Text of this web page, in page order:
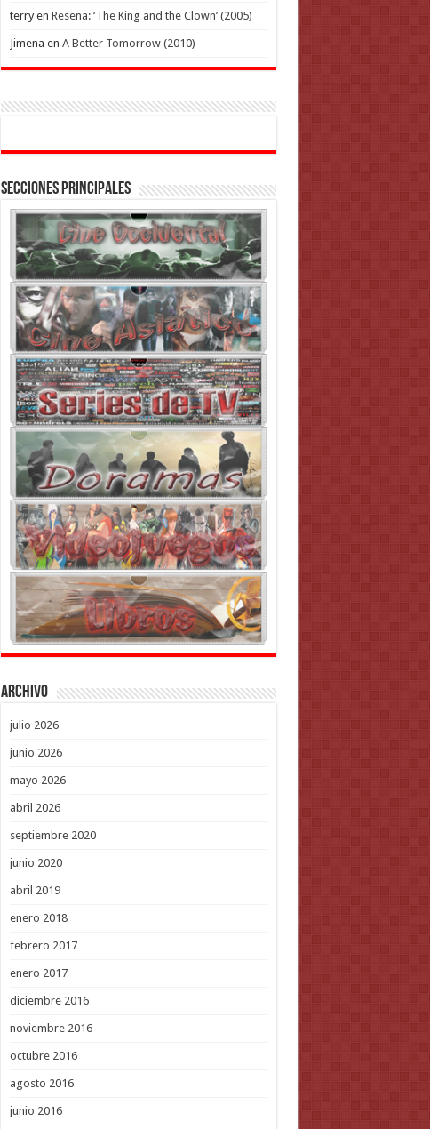
terryen Reseña: ‘The King and the Clown’ (2005)
Jimena en A Better Tomorrow (2010)
Secciones Principales
Archivo
julio 2026
junio 2026
mayo 2026
abril 2026
septiembre 2020
junio 2020
abril 2019
enero 2018
febrero 2017
enero 2017
diciembre 2016
noviembre 2016
octubre 2016
agosto 2016
junio 2016